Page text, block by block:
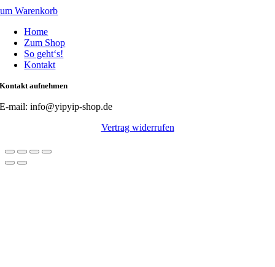
Warenkorb
Home
Zum Shop
So geht‘s!
Kontakt
Kontakt aufnehmen
E-mail: info@yipyip-shop.de
Vertrag widerrufen